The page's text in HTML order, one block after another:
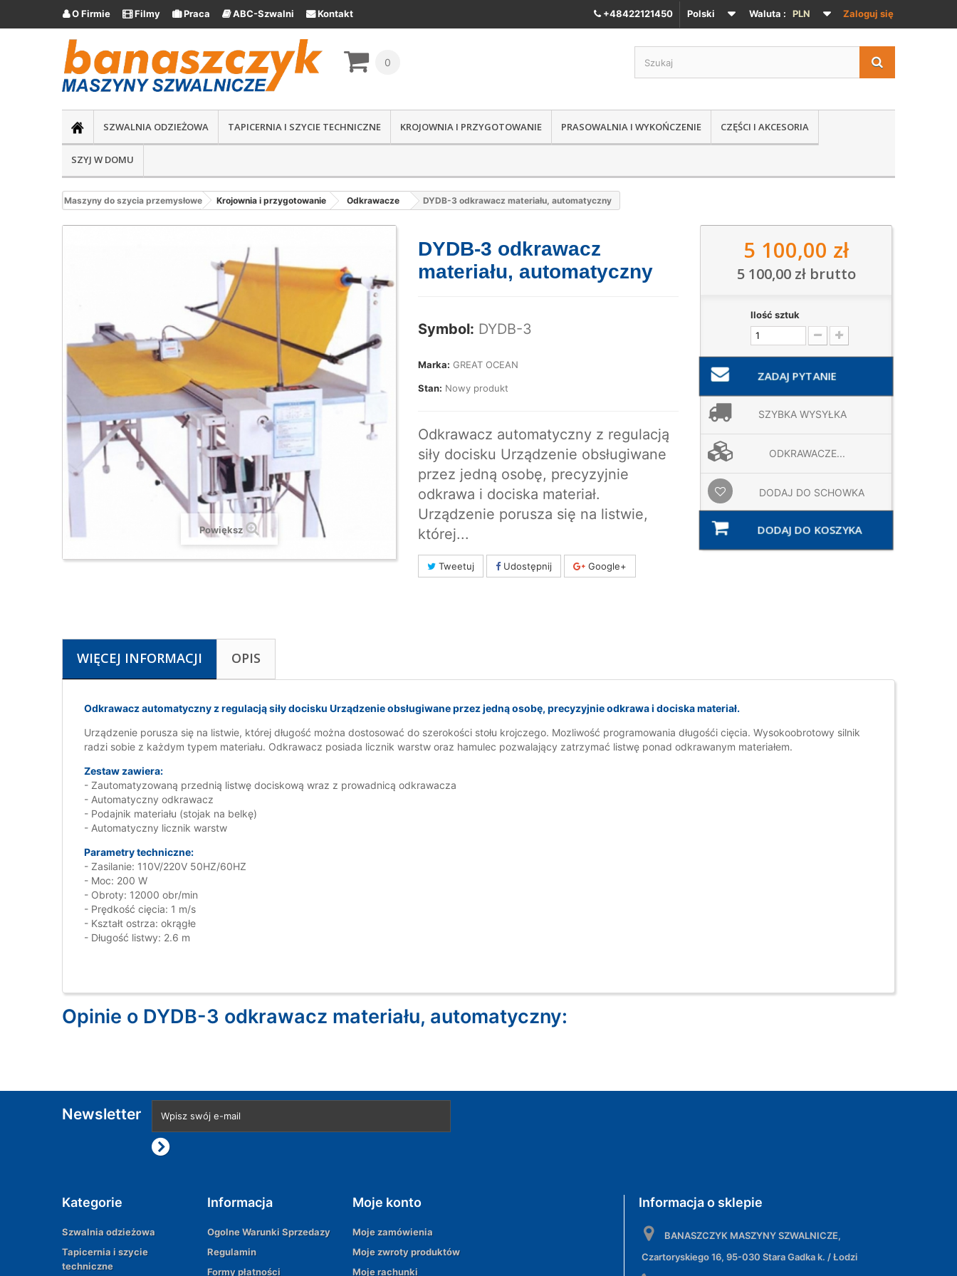
Zaloguj się
Waluta : PLN
Polski
O Firmie Filmy Praca ABC-Szwalni Kontakt +48422121450
0
SZWALNIA ODZIEŻOWA TAPICERNIA I SZYCIE TECHNICZNE KROJOWNIA I PRZYGOTOWANIE PRASOWALNIA I WYKOŃCZENIE CZĘŚCI I AKCESORIA
SZYJ W DOMU
Maszyny do szycia przemysłowe Krojownia i przygotowanie Odkrawacze DYDB-3 odkrawacz materiału, automatyczny
Powiększ
DYDB-3 odkrawacz
materiału, automatyczny
Symbol: DYDB-3
Marka: GREAT OCEAN
Stan: Nowy produkt
Odkrawacz automatyczny z regulacją
siły docisku Urządzenie obsługiwane
przez jedną osobę, precyzyjnie
odkrawa i dociska materiał.
Urządzenie porusza się na listwie,
której...
Tweetuj Udostępnij Google+
5 100,00 zł
5 100,00 złbrutto
Ilość sztuk
ZADAJ PYTANIE
SZYBKA WYSYŁKA
ODKRAWACZE...
DODAJ DO SCHOWKA
DODAJ DO KOSZYKA
WIĘCEJ INFORMACJI OPIS
Odkrawacz automatyczny z regulacją siły docisku Urządzenie obsługiwane przez jedną osobę, precyzyjnie odkrawa i dociska materiał.
Urządzenie porusza się na listwie, której długość można dostosować do szerokości stołu krojczego. Mozliwość programowania długośći cięcia. Wysokoobrotowy silnik
radzi sobie z każdym typem materiału. Odkrawacz posiada licznik warstw oraz hamulec pozwalający zatrzymać listwę ponad odkrawanym materiałem.
Zestaw zawiera:
- Zautomatyzowaną przednią listwę dociskową wraz z prowadnicą odkrawacza
- Automatyczny odkrawacz
- Podajnik materiału (stojak na belkę)
- Automatyczny licznik warstw
Parametry techniczne:
- Zasilanie: 110V/220V 50HZ/60HZ
- Moc: 200 W
- Obroty: 12000 obr/min
- Prędkość cięcia: 1 m/s
- Kształt ostrza: okrągłe
- Długość listwy: 2.6 m
Opinie o DYDB-3 odkrawacz materiału, automatyczny:
Newsletter
Kategorie
Szwalnia odzieżowa
Tapicernia i szycie
techniczne
Informacja
Ogolne Warunki Sprzedazy
Regulamin
Formy płatności
Moje konto
Moje zamówienia
Moje zwroty produktów
Moje rachunki
Informacja o sklepie
BANASZCZYK MASZYNY SZWALNICZE,
Czartoryskiego 16, 95-030 Stara Gadka k. / Łodzi